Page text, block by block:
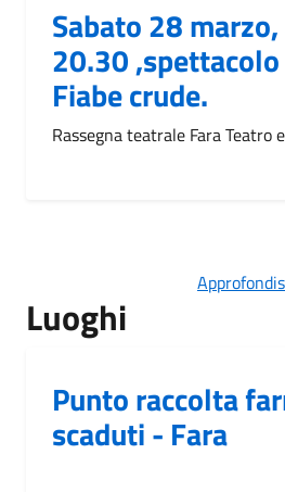
Sabato 28
20.30
Fiabe crude.
Rassegna teatrale Fara Teatro
Luoghi
Punto raccolta
scaduti - Fara